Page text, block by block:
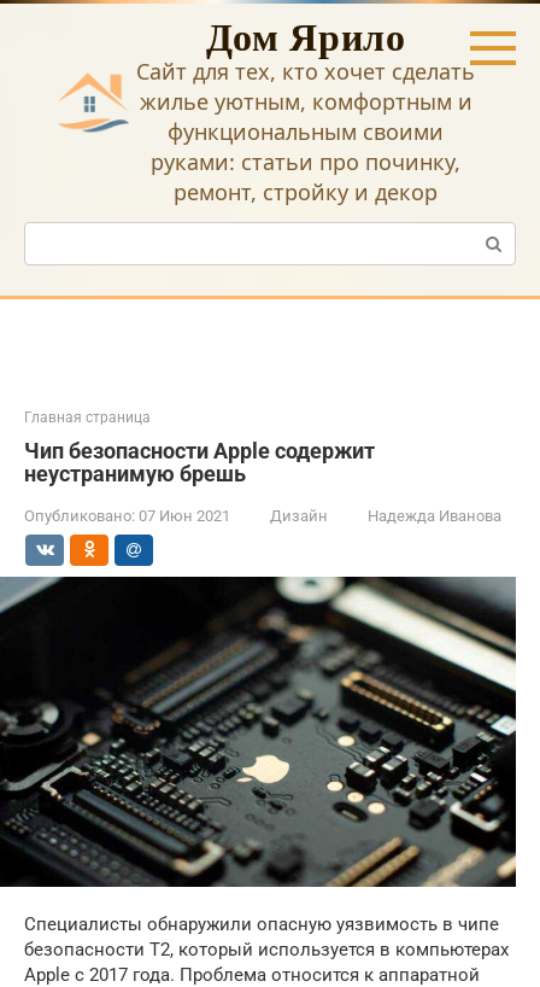
Перейти
Дом Ярило
Сайт для тех, кто хочет сделать
жилье уютным, комфортным и
функциональным своими
руками: статьи про починку,
ремонт, стройку и декор
Поиск:
Главная страница
Чип безопасности Apple содержит
неустранимую брешь
Опубликовано: 07 Июн 2021 Дизайн Надежда Иванова
Специалисты обнаружили опасную уязвимость в чипе
безопасности Т2, который используется в компьютерах
Apple с 2017 года. Проблема относится к аппаратной